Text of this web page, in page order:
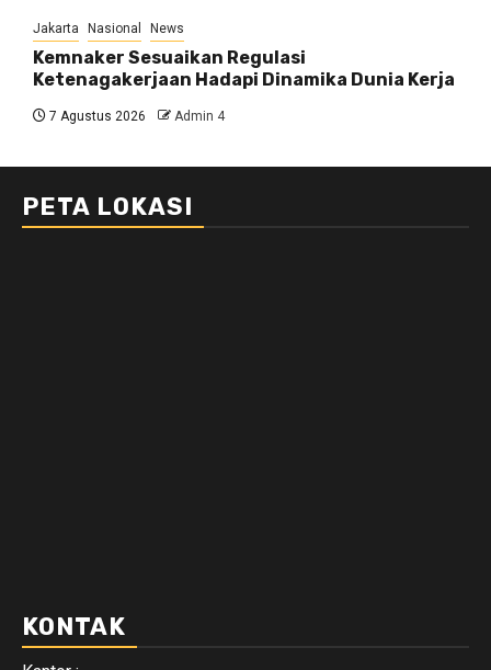
Jakarta Nasional News
Kemnaker Sesuaikan Regulasi
Ketenagakerjaan Hadapi Dinamika Dunia Kerja
7 Agustus 2026 Admin 4
PETA LOKASI
KONTAK